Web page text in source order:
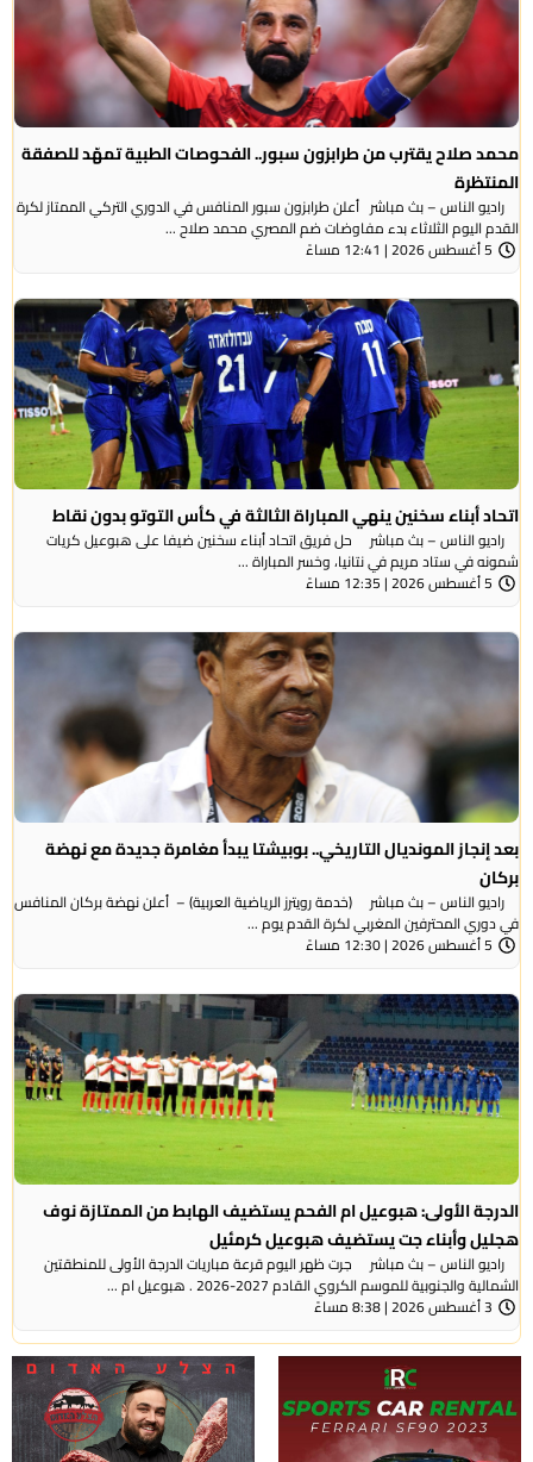
محمد صلاح يقترب من طرابزون سبور.. الفحوصات الطبية تمهّد للصفقة
المنتظرة
راديو الناس – بث مباشر أعلن طرابزون سبور المنافس في الدوري التركي الممتاز لكرة
القدم اليوم الثلاثاء بدء مفاوضات ضم المصري محمد صلاح ...
5 أغسطس 2026 | 12:41 مساءً
اتحاد أبناء سخنين ينهي المباراة الثالثة في كأس التوتو بدون نقاط
راديو الناس – بث مباشر حل فريق اتحاد أبناء سخنين ضيفا على هبوعيل كريات
شمونه في ستاد مريم في نتانيا، وخسر المباراة ...
5 أغسطس 2026 | 12:35 مساءً
بعد إنجاز المونديال التاريخي.. بوبيشتا يبدأ مغامرة جديدة مع نهضة
بركان
راديو الناس – بث مباشر (خدمة رويترز الرياضية العربية) – ‭‭ ‬‬أعلن نهضة بركان المنافس
في دوري المحترفين المغربي لكرة القدم يوم ...
5 أغسطس 2026 | 12:30 مساءً
الدرجة الأولى: هبوعيل ام الفحم يستضيف الهابط من الممتازة نوف
هجليل وأبناء جت يستضيف هبوعيل كرمئيل
راديو الناس – بث مباشر جرت ظهر اليوم قرعة مباريات الدرجة الأولى للمنطقتين
الشمالية والجنوبية للموسم الكروي القادم 2027-2026 . هبوعيل ام ...
3 أغسطس 2026 | 8:38 مساءً